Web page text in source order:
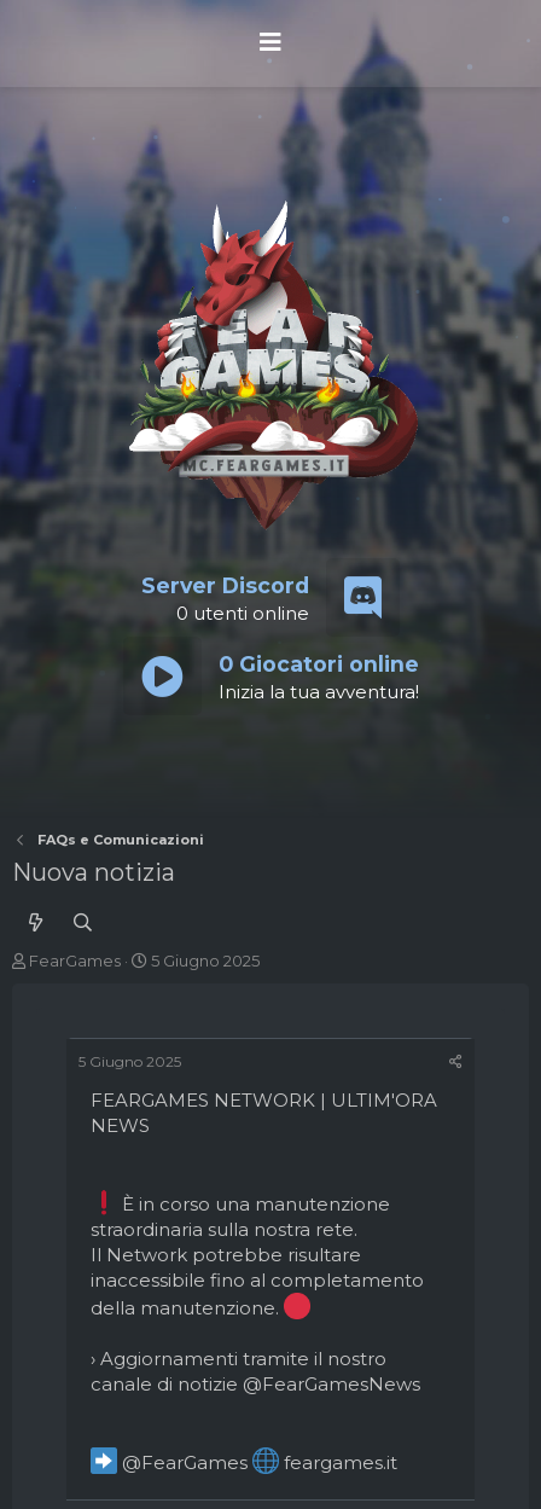
Server Discord
0 utenti online
0Giocatori online
Inizia la tua avventura!
FAQs e Comunicazioni
Nuova notizia
A
FearGames
D
'
i
n
o
5 Giugno 2025
5 Giugno 2025
FEARGAMES NETWORK | ULTIM'ORA
NEWS
️ È in corso una manutenzione
straordinaria sulla nostra rete.
Il Network potrebbe risultare
inaccessibile fino al completamento
della manutenzione.
› Aggiornamenti tramite il nostro
canale di notizie @FearGamesNews
@FearGames feargames.it